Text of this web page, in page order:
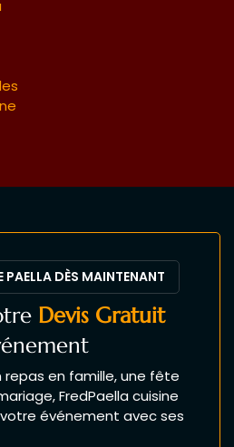
PAELLA DÈS MAINTENANT
Devis Gratuit
repas en famille, une fête
FredPaella cuisine
événement avec ses